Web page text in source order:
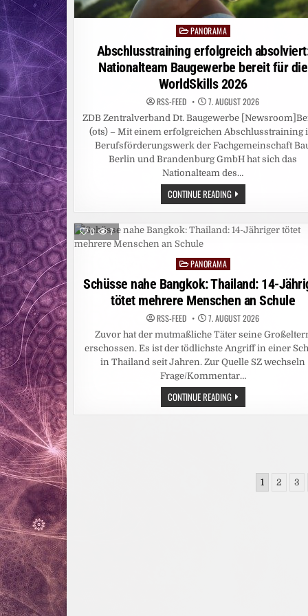
Posted
in
PANORAMA
Abschlusstraining erfolgreich
Nationalteam Baugewerbe bereit für die
WorldSkills 2026
RSS-FEED 7. AUGUST 2026
ZDB Zentralverband Dt. Baugewerbe
(ots) – Mit einem erfolgreichen Abschlusstraining
Berufsförderungswerk der Fachgemeinschaft
Berlin und Brandenburg GmbH hat sich das
Nationalteam des…
CONTINUE READINGABSCHLUSSTRAINING
ERFOLGREICH
ABSOLVIERT:
NATIONALTEAM
BAUGEWERBE
0 7
PostedPANORAMA
Schüsse nahe Bangkok: Thailand: 14-
tötet mehrere Menschen an Schule
RSS-FEED 7. AUGUST 2026
Zuvor hat der mutmaßliche Täter seine
erschossen. Es ist der tödlichste Angriff in einer
in Thailand seit Jahren. Zur Quelle SZ wechseln
Frage/Kommentar…
CONTINUE READINGSCHÜSSE
NAHE
BANGKOK:
Seitennummerierung1 2 3